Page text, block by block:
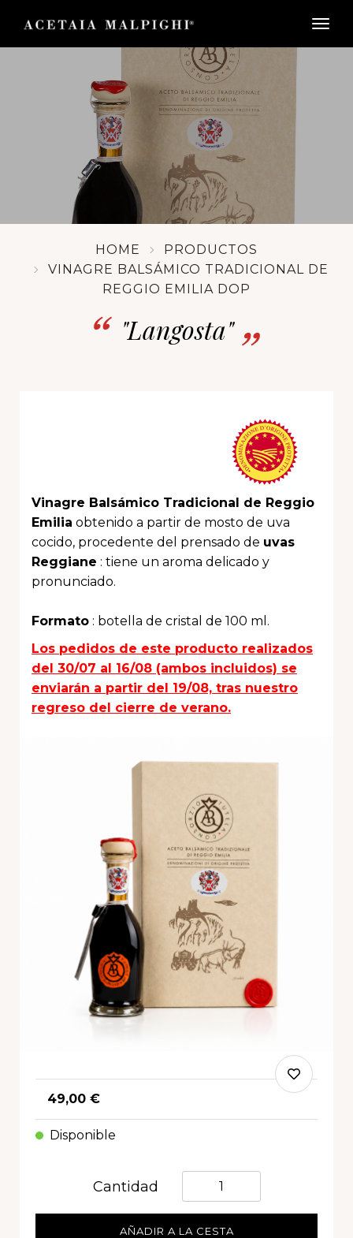
HOME
PRODUCTOS
VINAGRE BALSÁMICO TRADICIONAL DE
REGGIO EMILIA DOP
"Langosta"
Vinagre Balsámico Tradicional de Reggio
Emilia obtenido a partir de mosto de uva
cocido, procedente del prensado de uvas
Reggiane : tiene un aroma delicado y
pronunciado.
Formato : botella de cristal de 100 ml.
Los pedidos de este producto realizados
del 30/07 al 16/08 (ambos incluidos) se
enviarán a partir del 19/08, tras nuestro
regreso del cierre de verano.
49,00 €
Disponible
Cantidad Quantità
AÑADIR A LA CESTA